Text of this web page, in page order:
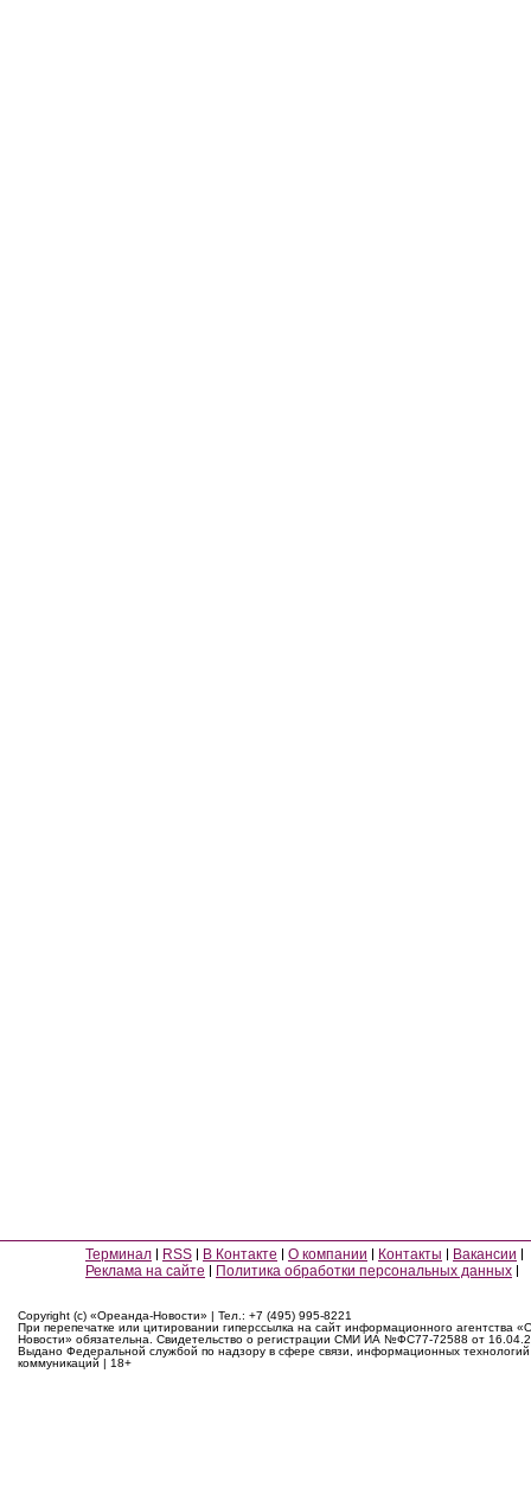
Терминал RSS В Контакте О компании Контакты
Вакансии
Реклама на сайте
Политика обработки персональных данных
Copyright (c) «Ореанда-Новости» | Тел.: +7 (495) 995-8221
При перепечатке или цитировании гиперссылка на сайт информационного агентства
Новости» обязательна. Свидетельство о регистрации СМИ ИА №ФС77-72588 от
Выдано Федеральной службой по надзору в сфере связи, информационных
коммуникаций | 18+